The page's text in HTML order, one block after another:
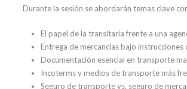
Durante la sesión se abordarán temas clave
El papel de la transitaria frente a una
Entrega de mercancías bajo
Documentación esencial en transporte
Incoterms y medios de transporte más
Seguro de transporte vs. seguro de